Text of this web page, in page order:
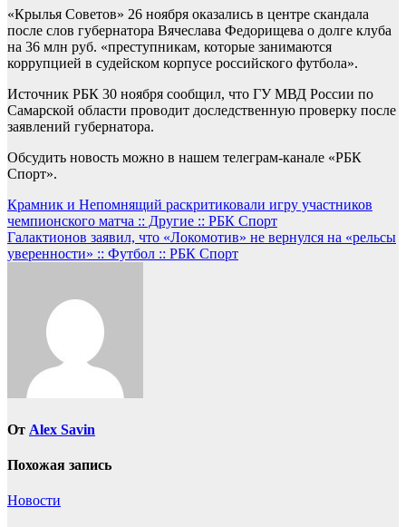
«Крылья Советов» 26 ноября оказались в центре скандала
после слов губернатора Вячеслава Федорищева о долге клуба
на 36 млн руб. «преступникам, которые занимаются
коррупцией в судейском корпусе российского футбола».
Источник РБК 30 ноября сообщил, что ГУ МВД России по
Самарской области проводит доследственную проверку после
заявлений губернатора.
Обсудить новость можно в нашем телеграм-канале «РБК
Спорт».
Навигация
по
записям
Крамник и Непомнящий раскритиковали игру участников
чемпионского матча :: Другие :: РБК Спорт
Галактионов заявил, что «Локомотив» не вернулся на «рельсы
уверенности» :: Футбол :: РБК Спорт
От Alex Savin
Похожая запись
Новости